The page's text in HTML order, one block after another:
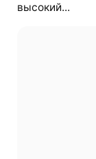
высокий...